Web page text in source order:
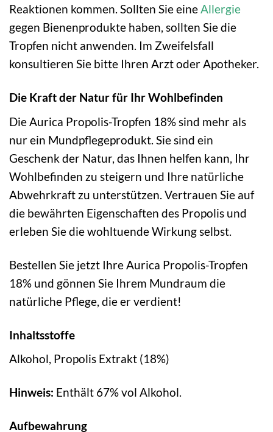
Reaktionen kommen. Sollten Sie eineAllergie
gegen Bienenprodukte haben, sollten Sie die
Tropfen nicht anwenden. Im Zweifelsfall
konsultieren Sie bitte Ihren Arzt oder Apotheker.
Die Kraft der Natur für Ihr Wohlbefinden
Die Aurica Propolis-Tropfen 18% sind mehr als
nur ein Mundpflegeprodukt. Sie sind ein
Geschenk der Natur, das Ihnen helfen kann, Ihr
Wohlbefinden zu steigern und Ihre natürliche
Abwehrkraft zu unterstützen. Vertrauen Sie auf
die bewährten Eigenschaften des Propolis und
erleben Sie die wohltuende Wirkung selbst.
Bestellen Sie jetzt Ihre Aurica Propolis-Tropfen
18% und gönnen Sie Ihrem Mundraum die
natürliche Pflege, die er verdient!
Inhaltsstoffe
Alkohol, Propolis Extrakt (18%)
Hinweis: Enthält 67% vol Alkohol.
Aufbewahrung